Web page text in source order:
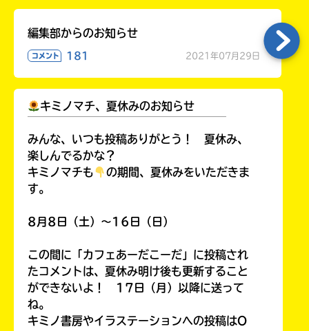
編集部からのお知らせ
コメント 181 2021年07月29日
キミノマチ、夏休みのお知らせ
みんな、いつも投稿ありがとう！ 夏休み、
楽しんでるかな？
キミノマチも
の期間、夏休みをいただきま
す。
8月8日（土）～16日（日）
この間に「カフェあーだこーだ」に投稿され
たコメントは、夏休み明け後も更新すること
ができないよ！ 17日（月）以降に送って
ね。
キミノ書房やイラステーションへの投稿はO